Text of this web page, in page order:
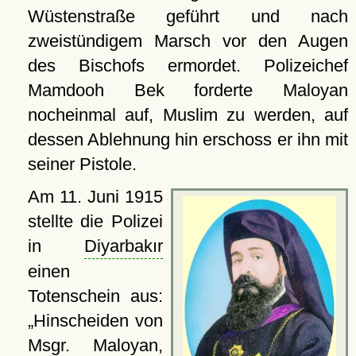
Wüstenstraße geführt und nach
zweistündigem Marsch vor den Augen
des Bischofs ermordet. Polizeichef
Mamdooh Bek forderte Maloyan
nocheinmal auf, Muslim zu werden, auf
dessen Ablehnung hin erschoss er ihn mit
seiner Pistole.
Am 11. Juni 1915
stellte die Polizei
in Diyarbakır
einen
Totenschein aus:
Hinscheiden von
Msgr. Maloyan,